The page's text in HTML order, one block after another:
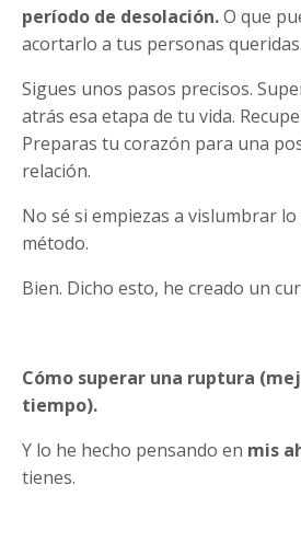
período de desolación.O que
acortarlo a tus personas queridas.
Sigues unos pasos precisos.
atrás esa etapa de tu vida.
Preparas tu corazón para una
relación.
No sé si empiezas a vislumbrar
método.
Bien. Dicho esto, he creado un
Cómo superar una ruptura
tiempo).
Y lo he hecho pensando en mis
tienes.